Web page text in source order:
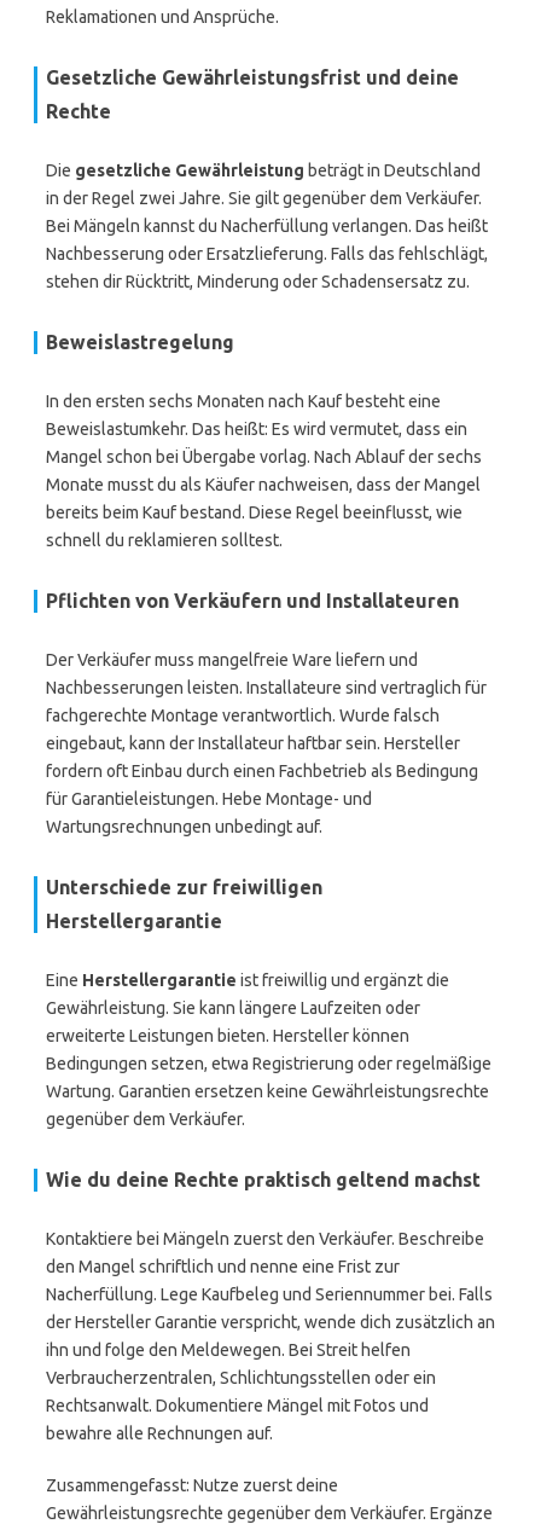
Reklamationen und Ansprüche.
Gesetzliche Gewährleistungsfrist und deine
Rechte
Die gesetzliche Gewährleistung beträgt in Deutschland
in der Regel zwei Jahre. Sie gilt gegenüber dem Verkäufer.
Bei Mängeln kannst du Nacherfüllung verlangen. Das heißt
Nachbesserung oder Ersatzlieferung. Falls das fehlschlägt,
stehen dir Rücktritt, Minderung oder Schadensersatz zu.
Beweislastregelung
In den ersten sechs Monaten nach Kauf besteht eine
Beweislastumkehr. Das heißt: Es wird vermutet, dass ein
Mangel schon bei Übergabe vorlag. Nach Ablauf der sechs
Monate musst du als Käufer nachweisen, dass der Mangel
bereits beim Kauf bestand. Diese Regel beeinflusst, wie
schnell du reklamieren solltest.
Pflichten von Verkäufern und Installateuren
Der Verkäufer muss mangelfreie Ware liefern und
Nachbesserungen leisten. Installateure sind vertraglich für
fachgerechte Montage verantwortlich. Wurde falsch
eingebaut, kann der Installateur haftbar sein. Hersteller
fordern oft Einbau durch einen Fachbetrieb als Bedingung
für Garantieleistungen. Hebe Montage- und
Wartungsrechnungen unbedingt auf.
Unterschiede zur freiwilligen
Herstellergarantie
Eine Herstellergarantie ist freiwillig und ergänzt die
Gewährleistung. Sie kann längere Laufzeiten oder
erweiterte Leistungen bieten. Hersteller können
Bedingungen setzen, etwa Registrierung oder regelmäßige
Wartung. Garantien ersetzen keine Gewährleistungsrechte
gegenüber dem Verkäufer.
Wie du deine Rechte praktisch geltend machst
Kontaktiere bei Mängeln zuerst den Verkäufer. Beschreibe
den Mangel schriftlich und nenne eine Frist zur
Nacherfüllung. Lege Kaufbeleg und Seriennummer bei. Falls
der Hersteller Garantie verspricht, wende dich zusätzlich an
ihn und folge den Meldewegen. Bei Streit helfen
Verbraucherzentralen, Schlichtungsstellen oder ein
Rechtsanwalt. Dokumentiere Mängel mit Fotos und
bewahre alle Rechnungen auf.
Zusammengefasst: Nutze zuerst deine
Gewährleistungsrechte gegenüber dem Verkäufer. Ergänze